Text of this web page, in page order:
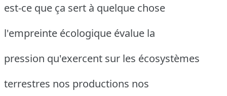
est-ce que ça sert à quelque chose
l'empreinte écologique évalue la
pression qu'exercent sur les écosystèmes
terrestres nos productions nos